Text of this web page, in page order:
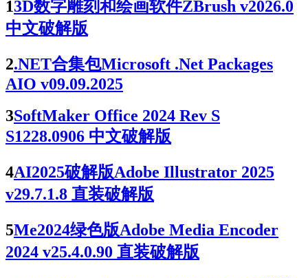
13D数字雕刻和绘画软件ZBrush v2026.0
中文破解版
2.NET合集包Microsoft .Net Packages
AIO v09.09.2025
3SoftMaker Office 2024 Rev S
S1228.0906 中文破解版
4AI2025破解版Adobe Illustrator 2025
v29.7.1.8 直装破解版
5Me2024绿色版Adobe Media Encoder
2024 v25.4.0.90 直装破解版